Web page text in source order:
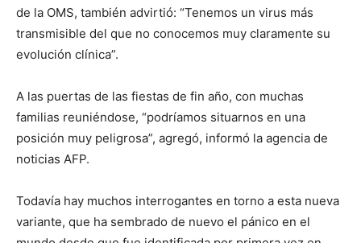
de la OMS, también advirtió: “Tenemos un virus más
transmisible del que no conocemos muy claramente su
evolución clínica”.
A las puertas de las fiestas de fin año, con muchas
familias reuniéndose, “podríamos situarnos en una
posición muy peligrosa”, agregó, informó la agencia de
noticias AFP.
Todavía hay muchos interrogantes en torno a esta nueva
variante, que ha sembrado de nuevo el pánico en el